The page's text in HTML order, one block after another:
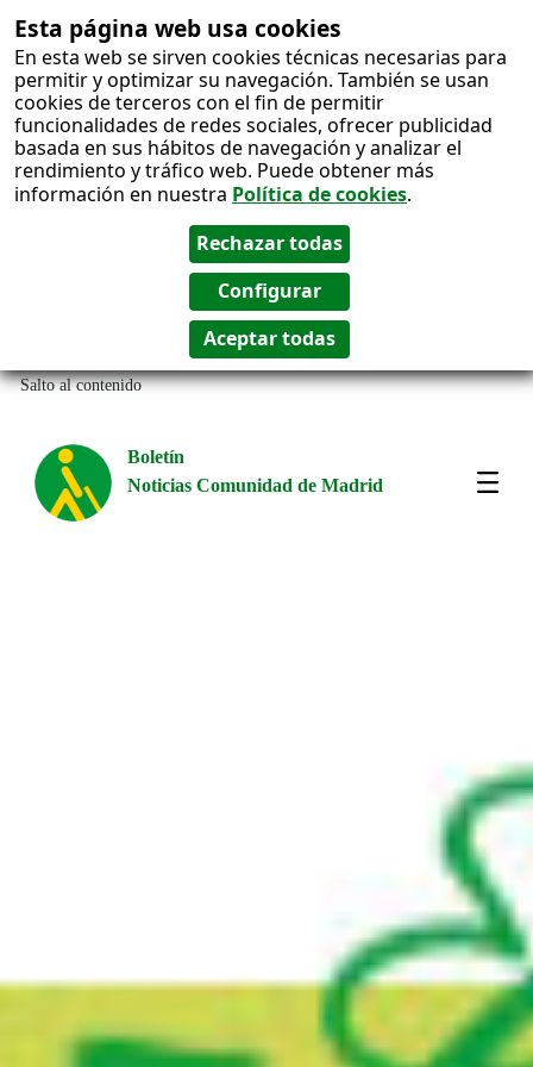
Esta página web usa cookies
En esta web se sirven cookies técnicas necesarias para
permitir y optimizar su navegación. También se usan
cookies de terceros con el fin de permitir
funcionalidades de redes sociales, ofrecer publicidad
basada en sus hábitos de navegación y analizar el
rendimiento y tráfico web. Puede obtener más
información en nuestra Política de cookies.
Salto al contenido
Boletín
Noticias Comunidad de Madrid